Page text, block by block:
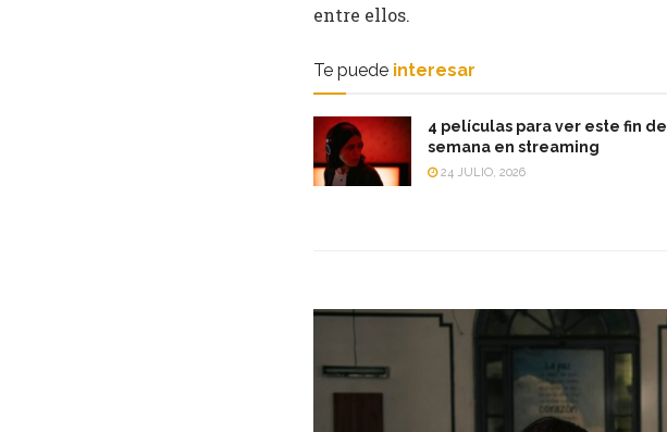
entre ellos.
Te puede interesar
4 películas para ver este fin de
semana en streaming
24 JULIO, 2026